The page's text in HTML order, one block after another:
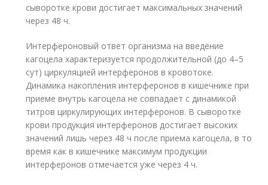
сыворотке крови достигает максимальных значений
через 48 ч.
Интерфероновый ответ организма на введение
кагоцела характеризуется продолжительной (до 4–5
сут) циркуляцией интерферонов в кровотоке.
Динамика накопления интерферонов в кишечнике при
приеме внутрь кагоцела не совпадает с динамикой
титров циркулирующих интерферонов. В сыворотке
крови продукция интерферонов достигает высоких
значений лишь через 48 ч после приема кагоцела, в то
время как в кишечнике максимум продукции
интерферонов отмечается уже через 4 ч.